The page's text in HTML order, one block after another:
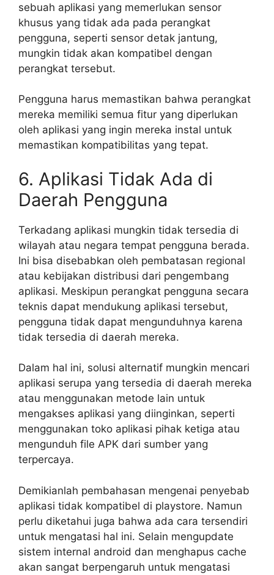
sebuah aplikasi yang memerlukan sensor
khusus yang tidak ada pada perangkat
pengguna, seperti sensor detak jantung,
mungkin tidak akan kompatibel dengan
perangkat tersebut.
Pengguna harus memastikan bahwa perangkat
mereka memiliki semua fitur yang diperlukan
oleh aplikasi yang ingin mereka instal untuk
memastikan kompatibilitas yang tepat.
6. Aplikasi Tidak Ada di
Daerah Pengguna
Terkadang aplikasi mungkin tidak tersedia di
wilayah atau negara tempat pengguna berada.
Ini bisa disebabkan oleh pembatasan regional
atau kebijakan distribusi dari pengembang
aplikasi. Meskipun perangkat pengguna secara
teknis dapat mendukung aplikasi tersebut,
pengguna tidak dapat mengunduhnya karena
tidak tersedia di daerah mereka.
Dalam hal ini, solusi alternatif mungkin mencari
aplikasi serupa yang tersedia di daerah mereka
atau menggunakan metode lain untuk
mengakses aplikasi yang diinginkan, seperti
menggunakan toko aplikasi pihak ketiga atau
mengunduh file APK dari sumber yang
terpercaya.
Demikianlah pembahasan mengenai penyebab
aplikasi tidak kompatibel di playstore. Namun
perlu diketahui juga bahwa ada cara tersendiri
untuk mengatasi hal ini. Selain mengupdate
sistem internal android dan menghapus cache
akan sangat berpengaruh untuk mengatasi